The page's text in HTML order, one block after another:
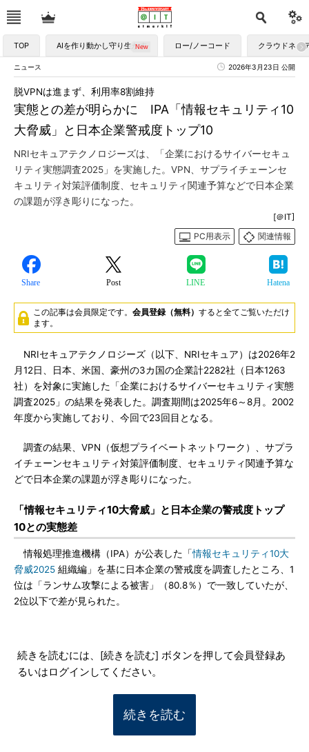
TOP AIを作り動かし守り生かす ロー/ノーコード クラウドネイ
ニュース 2026年3月23日 公開
実態との差が明らかに IPA「情報セキュリティ10
大脅威」と日本企業警戒度トップ10
脱VPNは進まず、利用率8割維持
NRIセキュアテクノロジーズは、「企業におけるサイバーセキュ
リティ実態調査2025」を実施した。VPN、サプライチェーンセ
キュリティ対策評価制度、セキュリティ関連予算などで日本企業
の課題が浮き彫りになった。
[＠IT]
PC用表示
関連情報
Share Post LINE Hatena
この記事は会員限定です。 会員登録（無料） すると全てご覧いただけ
ます。
NRIセキュアテクノロジーズ（以下、NRIセキュア）は2026年2
月12日、日本、米国、豪州の3カ国の企業計2282社（日本1263
社）を対象に実施した「企業におけるサイバーセキュリティ実態
調査2025」の結果を発表した。調査期間は2025年6～8月。2002
年度から実施しており、今回で23回目となる。
調査の結果、VPN（仮想プライベートネットワーク）、サプラ
イチェーンセキュリティ対策評価制度、セキュリティ関連予算な
どで日本企業の課題が浮き彫りになった。
「情報セキュリティ10大脅威」と日本企業の警戒度トップ
10との実態差
情報処理推進機構（IPA）が公表した「情報セキュリティ10大
脅威2025 組織編」を基に日本企業の警戒度を調査したところ、1
位は「ランサム攻撃による被害」（80.8％）で一致していたが、
2位以下で差が見られた。
続きを読むには、[続きを読む] ボタンを押して会員登録あ
るいはログインしてください。
続きを読む